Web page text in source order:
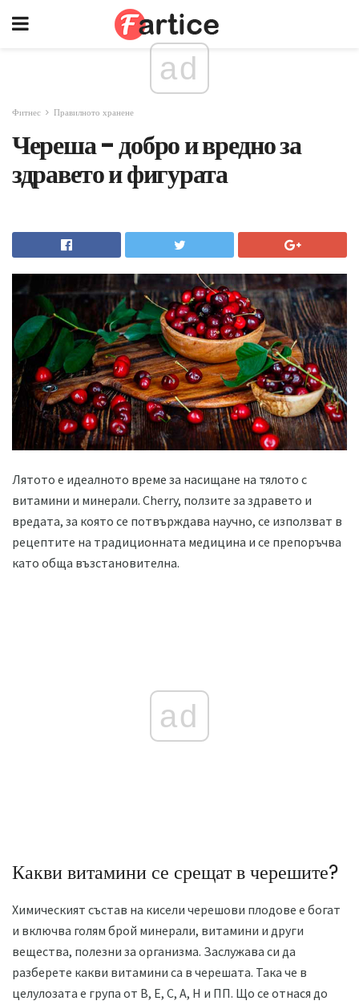
ad
Фитнес Правилното хранене
Череша - добро и вредно за
здравето и фигурата
Лятото е идеалното време за насищане на тялото с
витамини и минерали. Cherry, ползите за здравето и
вредата, за която се потвърждава научно, се използват в
рецептите на традиционната медицина и се препоръчва
като обща възстановителна.
ad
Какви витамини се срещат в черешите?
Химическият състав на кисели черешови плодове е богат
и включва голям брой минерали, витамини и други
вещества, полезни за организма. Заслужава си да
разберете какви витамини са в черешата. Така че в
целулозата е група от В, Е, С, А, Н и ПП. Що се отнася до